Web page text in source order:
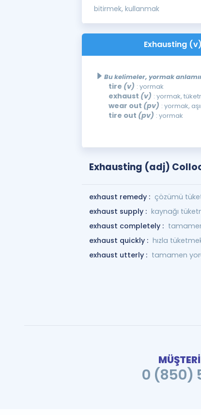
bitirmek, kullanmak
Exhausting
Bu kelimeler, yormak
tire (v) : yormak
exhaust (v) : yormak,
wear out (pv) : yormak,
tire out (pv) : yormak
Exhausting (adj)
exhaust remedy : çözümü
exhaust supply : kaynağı
exhaust completely :
exhaust quickly : hızla
exhaust utterly : tamamen
0 (850)